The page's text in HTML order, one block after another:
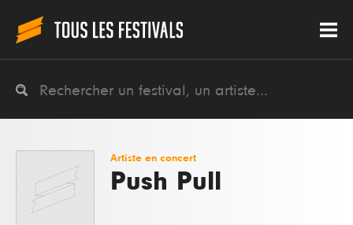
Artiste en concert
Push Pull